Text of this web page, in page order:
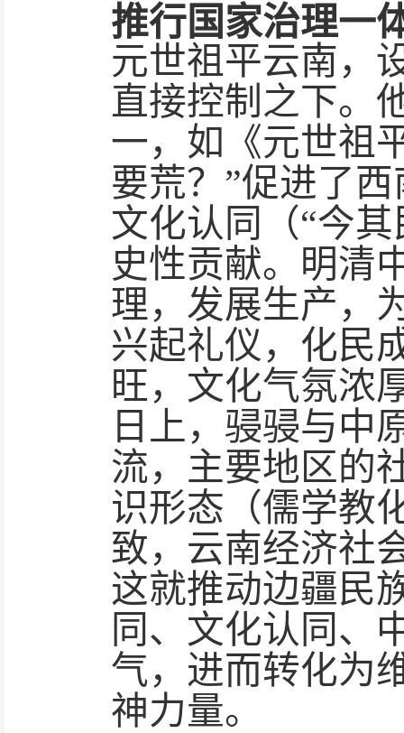
推行国家治理一
元世祖平云南，
直接控制之下。
一，如《元世祖
要荒？”促进了
文化认同（“今
史性贡献。明清
理，发展生产，
兴起礼仪，化民
旺，文化气氛浓
日上，骎骎与中
流，主要地区的
识形态（儒学教
致，云南经济社
这就推动边疆民
同、文化认同、
气，进而转化为
神力量。